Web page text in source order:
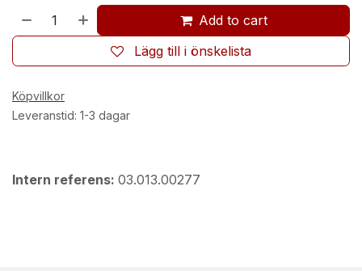
Add to cart
Lägg till i önskelista
Köpvillkor
Leveranstid: 1-3 dagar
Intern referens: 03.013.00277